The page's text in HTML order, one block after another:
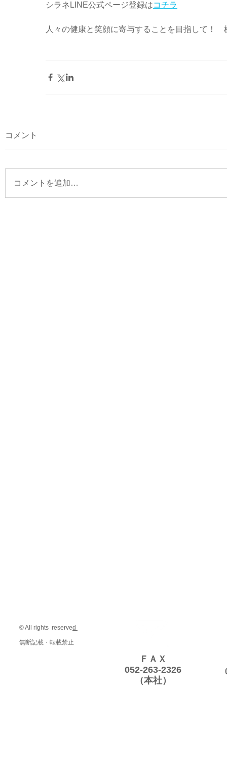
シラネLINE公式ページ登録はコチラ
人々の健康と笑顔に寄与することを目指して！
コメント
コメントを追加…
© All rights reserved
無断記載・転載禁止
ＦＡＸ
052-263-2326
（本社）